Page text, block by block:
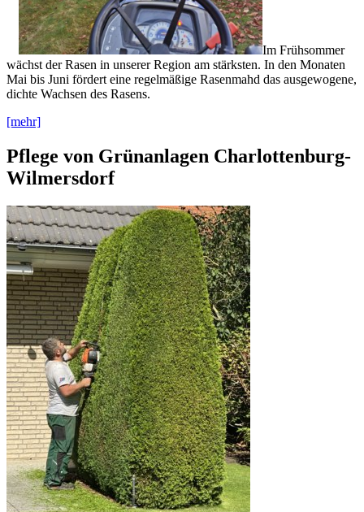
Im Frühsommer
wächst der Rasen in unserer Region am stärksten. In den Monaten
Mai bis Juni fördert eine regelmäßige Rasenmahd das ausgewogene,
dichte Wachsen des Rasens.
[mehr]
Pflege von Grünanlagen Charlottenburg-
Wilmersdorf